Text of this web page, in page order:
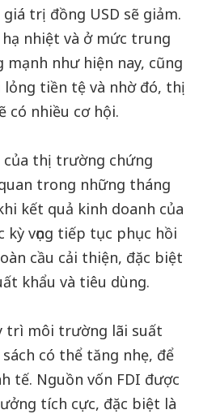
trị đồng USD sẽ giảm.
nhiệt và ở mức trung
như hiện nay, cũng
lỏng tiền tệ và nhờ đó, thị
có nhiều cơ hội.
của thị trường chứng
trong những tháng
kết quả kinh doanh của
vọng tiếp tục phục hồi
cầu cải thiện, đặc biệt
khẩu và tiêu dùng.
trì môi trường lãi suất
có thể tăng nhẹ, để
tế. Nguồn vốn FDI được
tích cực, đặc biệt là